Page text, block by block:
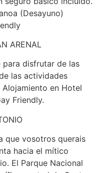
(Desayuno)
ARENAL
para disfrutar de las
las actividades
en Hotel
Friendly.
que vosotros querais
hacia el mítico
El Parque Nacional